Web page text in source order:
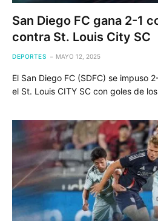
San Diego FC gana 2-1
contra St. Louis City SC
DEPORTES MAYO 12, 2025
El San Diego FC (SDFC) se impuso
el St. Louis CITY SC con goles de